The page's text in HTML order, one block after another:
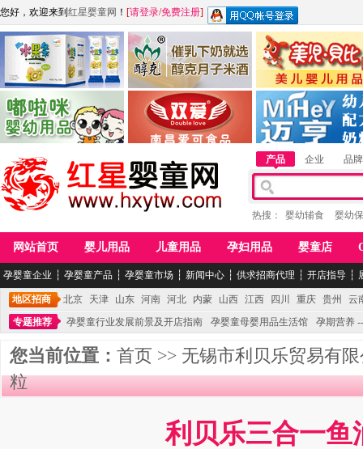
您好，欢迎来到 红星婴童网 ！ [请登录/免费注册]
江西麦嘟嘟食品有限公司
青岛嘟啦咪婴幼儿用品公司
江西醇之客月子米酒 惠州市美儿婴儿用品
湖南迈亨母婴用品有限
产品 企业 品牌
热搜： 婴幼辅食 婴幼
网站首页 婴儿用品 儿童用品 孕妇用品 婴童店
孕婴童企业 ┆ 孕婴童产品 ┆ 孕婴童市场 ┆ 新闻中心 ┆ 供求招商代理 ┆ 开店指导 ┆
地区招商 北京 天津 山东 河南 河北 内蒙 山西 江西 四川 重庆 贵州
云
专题推荐
孕婴童行业发展前景及开店指南 孕婴童母婴用品生活馆 孕期营养
您当前位置： 首页 >> 无锡市利贝乐贸易有
粒
利贝乐三合一鱼